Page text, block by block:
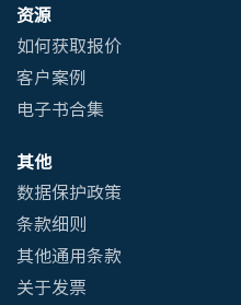
资源
如何获取报价
客户案例
电子书合集
其他
数据保护政策
条款细则
其他通用条款
关于发票